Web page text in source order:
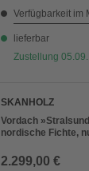
Verfügbarkeit im
lieferbar
Zustellung
SKANHOLZ
Vordach
nordische Fichte,
2.299,00 €